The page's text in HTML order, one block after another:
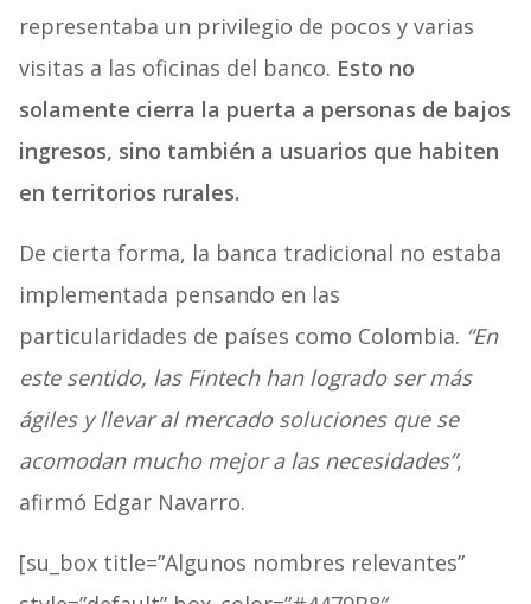
representaba un privilegio de pocos y varias
visitas a las oficinas del banco. Esto no
solamente cierra la puerta a personas de bajos
ingresos, sino también a usuarios que habiten
en territorios rurales.
De cierta forma, la banca tradicional no estaba
implementada pensando en las
particularidades de países como Colombia. “En
este sentido, las Fintech han logrado ser más
ágiles y llevar al mercado soluciones que se
acomodan mucho mejor a las necesidades”,
afirmó Edgar Navarro.
[su_box title=”Algunos nombres relevantes”